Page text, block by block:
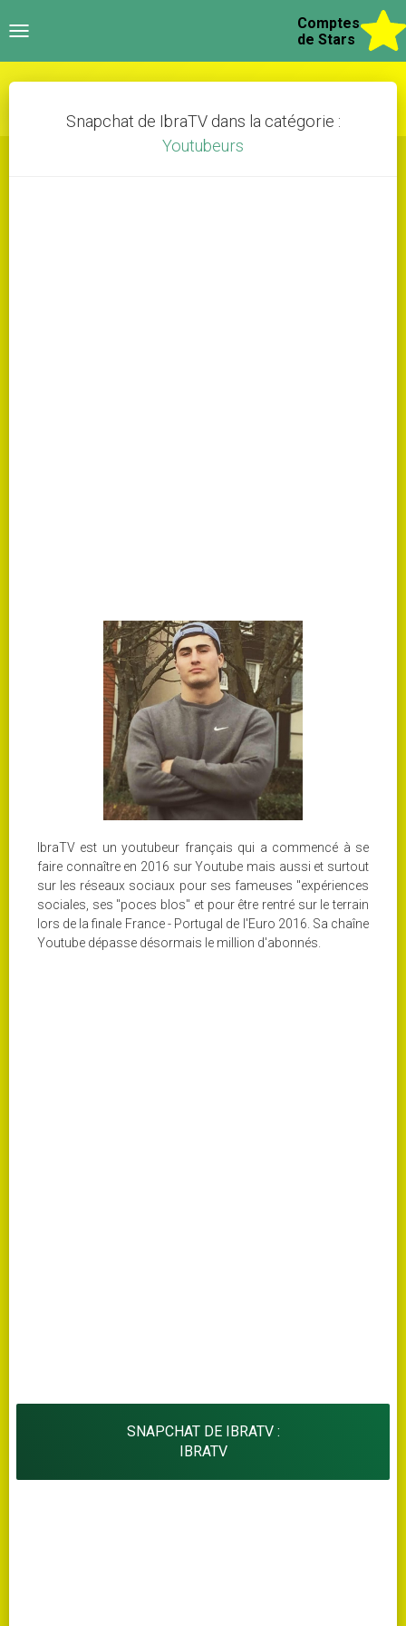
Toggle
Comptes
de Stars
Snapchat de IbraTV dans la catégorie :
Youtubeurs
IbraTV est un youtubeur français qui a commencé à se
faire connaître en 2016 sur Youtube mais aussi et surtout
sur les réseaux sociaux pour ses fameuses "expériences
sociales, ses "poces blos" et pour être rentré sur le terrain
lors de la finale France - Portugal de l'Euro 2016. Sa chaîne
Youtube dépasse désormais le million d'abonnés.
SNAPCHAT DE IBRATV :
IBRATV